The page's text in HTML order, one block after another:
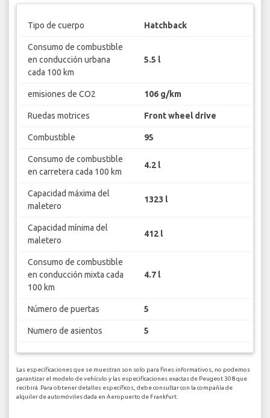
Tipo de cuerpo Hatchback
Consumo de combustible
en conducción urbana
cada 100 km
5.5 l
emisiones de CO2 106 g/km
Ruedas motrices Front wheel drive
Combustible 95
Consumo de combustible
en carretera cada 100 km
4.2 l
Capacidad máxima del
maletero
1323 l
Capacidad mínima del
maletero
412 l
Consumo de combustible
en conducción mixta cada
100 km
4.7 l
Número de puertas 5
Numero de asientos 5
Las especificaciones que se muestran son solo para fines informativos, no podemos
garantizar el modelo de vehículo y las especificaciones exactas de Peugeot 308 que
recibirá. Para obtener detalles específicos, debe consultar con la compañía de
alquiler de automóviles dada en Aeropuerto de Frankfurt.